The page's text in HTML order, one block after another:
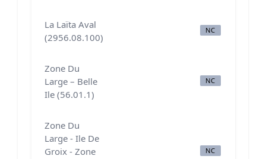
La Laïta Aval
(2956.08.100)
NC
Zone Du
Large – Belle
Ile (56.01.1)
NC
Zone Du
Large - Ile De
Groix - Zone
NC